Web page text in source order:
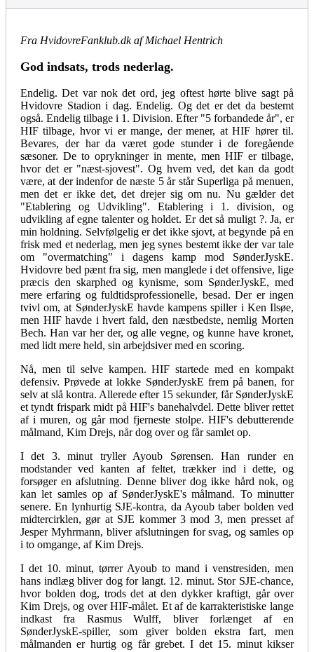
Fra HvidovreFanklub.dk af Michael Hentrich
God indsats, trods nederlag.
Endelig. Det var nok det ord, jeg oftest hørte blive sagt på
Hvidovre Stadion i dag. Endelig. Og det er det da bestemt
også. Endelig tilbage i 1. Division. Efter "5 forbandede år", er
HIF tilbage, hvor vi er mange, der mener, at HIF hører til.
Bevares, der har da været gode stunder i de foregående
sæsoner. De to oprykninger in mente, men HIF er tilbage,
hvor det er "næst-sjovest". Og hvem ved, det kan da godt
være, at der indenfor de næste 5 år står Superliga på menuen,
men det er ikke det, det drejer sig om nu. Nu gælder det
"Etablering og Udvikling". Etablering i 1. division, og
udvikling af egne talenter og holdet. Er det så muligt ?. Ja, er
min holdning. Selvfølgelig er det ikke sjovt, at begynde på en
frisk med et nederlag, men jeg synes bestemt ikke der var tale
om "overmatching" i dagens kamp mod SønderJyskE.
Hvidovre bed pænt fra sig, men manglede i det offensive, lige
præcis den skarphed og kynisme, som SønderJyskE, med
mere erfaring og fuldtidsprofessionelle, besad. Der er ingen
tvivl om, at SønderJyskE havde kampens spiller i Ken Ilsøe,
men HIF havde i hvert fald, den næstbedste, nemlig Morten
Bech. Han var her der, og alle vegne, og kunne have kronet,
med lidt mere held, sin arbejdsiver med en scoring.
Nå, men til selve kampen. HIF startede med en kompakt
defensiv. Prøvede at lokke SønderJyskE frem på banen, for
selv at slå kontra. Allerede efter 15 sekunder, får SønderJyskE
et tyndt frispark midt på HIF's banehalvdel. Dette bliver rettet
af i muren, og går mod fjerneste stolpe. HIF's debutterende
målmand, Kim Drejs, når dog over og får samlet op.
I det 3. minut tryller Ayoub Sørensen. Han runder en
modstander ved kanten af feltet, trækker ind i dette, og
forsøger en afslutning. Denne bliver dog ikke hård nok, og
kan let samles op af SønderJyskE's målmand. To minutter
senere. En lynhurtig SJE-kontra, da Ayoub taber bolden ved
midtercirklen, gør at SJE kommer 3 mod 3, men presset af
Jesper Myhrmann, bliver afslutningen for svag, og samles op
i to omgange, af Kim Drejs.
I det 10. minut, tørrer Ayoub to mand i venstresiden, men
hans indlæg bliver dog for langt. 12. minut. Stor SJE-chance,
hvor bolden dog, trods det at den dykker kraftigt, går over
Kim Drejs, og over HIF-målet. Et af de karrakteristiske lange
indkast fra Rasmus Wulff, bliver forlænget af en
SønderJyskE-spiller, som giver bolden ekstra fart, men
målmanden er hurtig og får grebet. I det 15. minut kikser